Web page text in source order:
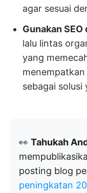
agar sesuai
Gunakan
lalu lintas
yang
sebagai solusi
👀 Tahukah
posting blog
peningkatan